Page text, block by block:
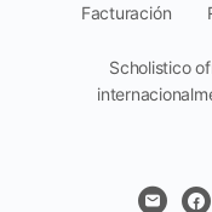
Facturación
Scholistico